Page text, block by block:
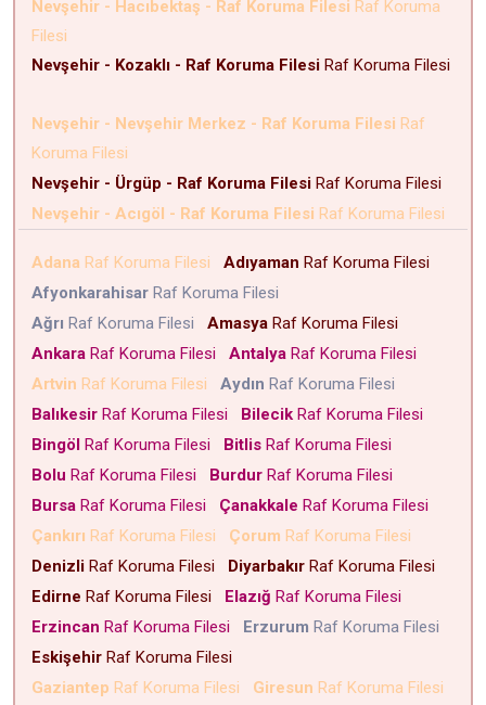
Nevşehir - Hacıbektaş - Raf Koruma Filesi Raf Koruma
Filesi
Nevşehir - Kozaklı - Raf Koruma Filesi Raf Koruma Filesi
Nevşehir - Nevşehir Merkez - Raf Koruma Filesi Raf
Koruma Filesi
Nevşehir - Ürgüp - Raf Koruma Filesi Raf Koruma Filesi
Nevşehir - Acıgöl - Raf Koruma Filesi Raf Koruma Filesi
Adana Raf Koruma Filesi Adıyaman Raf Koruma Filesi
Afyonkarahisar Raf Koruma Filesi
Ağrı Raf Koruma Filesi Amasya Raf Koruma Filesi
Ankara Raf Koruma Filesi Antalya Raf Koruma Filesi
Artvin Raf Koruma Filesi Aydın Raf Koruma Filesi
Balıkesir Raf Koruma Filesi Bilecik Raf Koruma Filesi
Bingöl Raf Koruma Filesi Bitlis Raf Koruma Filesi
Bolu Raf Koruma Filesi Burdur Raf Koruma Filesi
Bursa Raf Koruma Filesi Çanakkale Raf Koruma Filesi
Çankırı Raf Koruma Filesi Çorum Raf Koruma Filesi
Denizli Raf Koruma Filesi Diyarbakır Raf Koruma Filesi
Edirne Raf Koruma Filesi Elazığ Raf Koruma Filesi
Erzincan Raf Koruma Filesi Erzurum Raf Koruma Filesi
Eskişehir Raf Koruma Filesi
Gaziantep Raf Koruma Filesi Giresun Raf Koruma Filesi